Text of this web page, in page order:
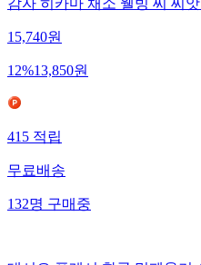
감자 히카마 채소 웰빙 씨 씨
15,740원
12%13,850원
415적립
무료배송
132명구매중